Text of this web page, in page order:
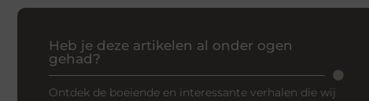
Heb je deze artikelen al onder ogen
gehad?
Ontdek de boeiende en interessante verhalen die wij